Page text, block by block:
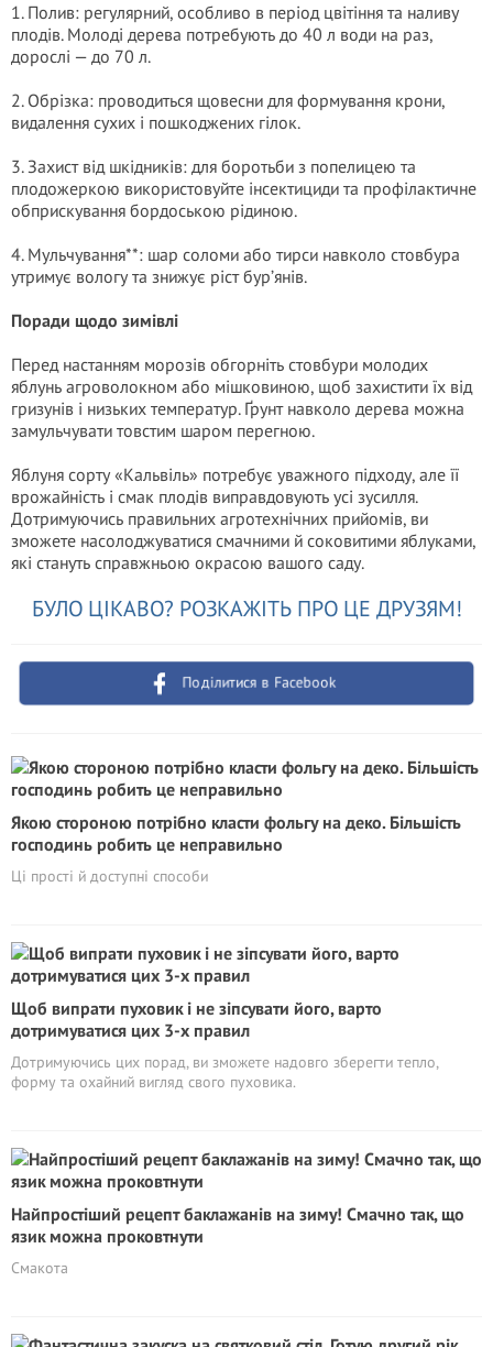
1. Полив: регулярний, особливо в період цвітіння та наливу
плодів. Молоді дерева потребують до 40 л води на раз,
дорослі — до 70 л.
2. Обрізка: проводиться щовесни для формування крони,
видалення сухих і пошкоджених гілок.
3. Захист від шкідників: для боротьби з попелицею та
плодожеркою використовуйте інсектициди та профілактичне
обприскування бордоською рідиною.
4. Мульчування**: шар соломи або тирси навколо стовбура
утримує вологу та знижує ріст бур’янів.
Поради щодо зимівлі
Перед настанням морозів обгорніть стовбури молодих
яблунь агроволокном або мішковиною, щоб захистити їх від
гризунів і низьких температур. Ґрунт навколо дерева можна
замульчувати товстим шаром перегною.
Яблуня сорту «Кальвіль» потребує уважного підходу, але її
врожайність і смак плодів виправдовують усі зусилля.
Дотримуючись правильних агротехнічних прийомів, ви
зможете насолоджуватися смачними й соковитими яблуками,
які стануть справжньою окрасою вашого саду.
БУЛО ЦІКАВО? РОЗКАЖІТЬ ПРО ЦЕ ДРУЗЯМ!
Поділитися в Facebook
Якою стороною потрібно класти фольгу на деко. Більшість
господинь робить це неправильно
Ці прості й доступні способи
Щоб випрати пуховик і не зіпсувати його, варто
дотримуватися цих 3-х правил
Дотримуючись цих порад, ви зможете надовго зберегти тепло,
форму та охайний вигляд свого пуховика.
Найпростіший рецепт баклажанів на зиму! Смачно так, що
язик можна проковтнути
Смакота